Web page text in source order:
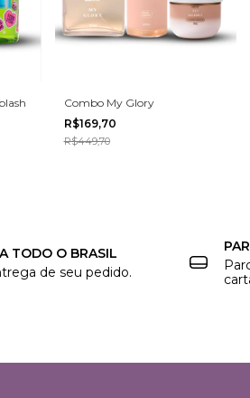
Combo My Glory
R$169,70
R$449,70
TODO O BRASIL
de seu pedido.